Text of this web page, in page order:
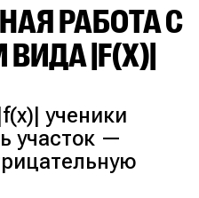
РАБОТА С
|F(X)|
ученики
участок —